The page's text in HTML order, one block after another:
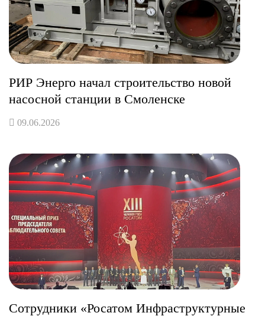
РИР Энерго начал строительство новой
насосной станции в Смоленске
09.06.2026
Сотрудники «Росатом Инфраструктурные